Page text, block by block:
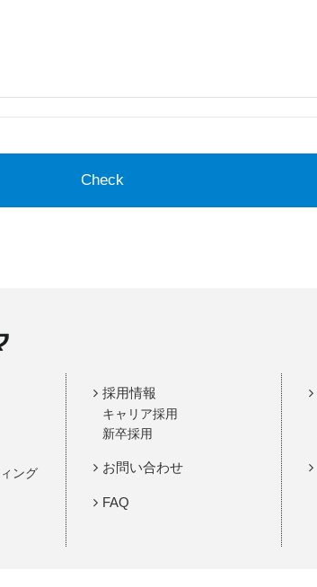
Check
ング
採用情報
キャリア採用
新卒採用
お問い合わせ
FAQ